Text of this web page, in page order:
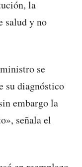
la
salud y no
se
su diagnóstico
embargo la
señala el